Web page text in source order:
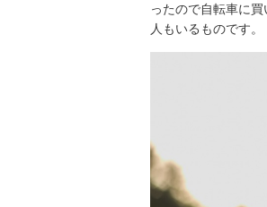
ったので自転車に
人もいるものです。